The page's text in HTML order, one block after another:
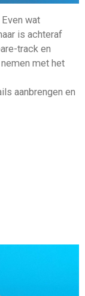
wat
is achteraf
track en
met het
aanbrengen en